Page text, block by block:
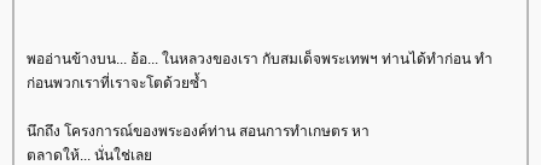
พออ่านข้างบน... อ้อ... ในหลวงของเรา กับสมเด็จพระเทพฯ ท่านได้ทำก่อน ทำ
ก่อนพวกเราที่เราจะโตด้วยซ้ำ
นึกถึง โครงการณ์ของพระองค์ท่าน สอนการทำเกษตร หา
ตลาดให้... นั่นใช่เล